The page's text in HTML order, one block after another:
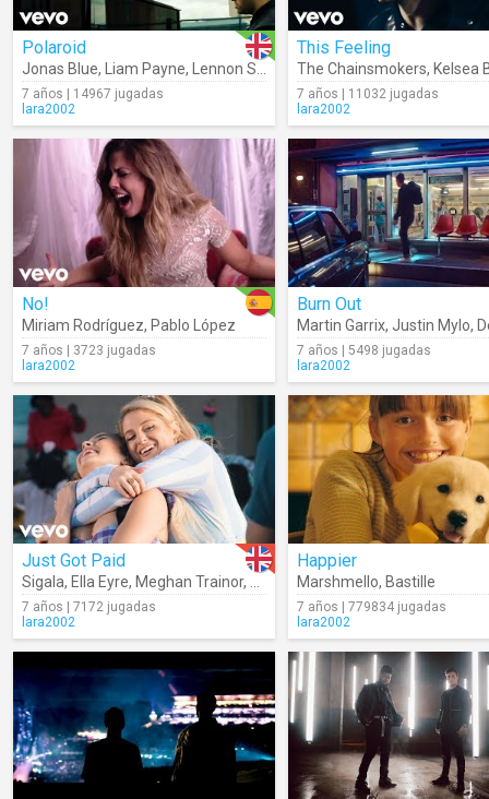
Polaroid
Jonas Blue, Liam Payne, Lennon Stella
7 años | 14967 jugadas
lara2002
This Feeling
The Chainsmokers, Kelsea
7 años | 11032 jugadas
lara2002
No!
Miriam Rodríguez, Pablo López
7 años | 3723 jugadas
lara2002
Burn Out
Martin Garrix, Justin Mylo,
7 años | 5498 jugadas
lara2002
Just Got Paid
Sigala, Ella Eyre, Meghan Trainor, French Montana
7 años | 7172 jugadas
lara2002
Happier
Marshmello, Bastille
7 años | 779834 jugadas
lara2002